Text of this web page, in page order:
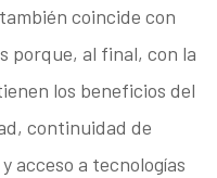
coincide con
porque, al final, con la
los beneficios del
continuidad de
acceso a tecnologías